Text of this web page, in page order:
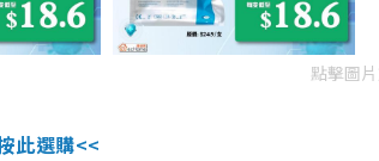
點擊圖
此選購<<